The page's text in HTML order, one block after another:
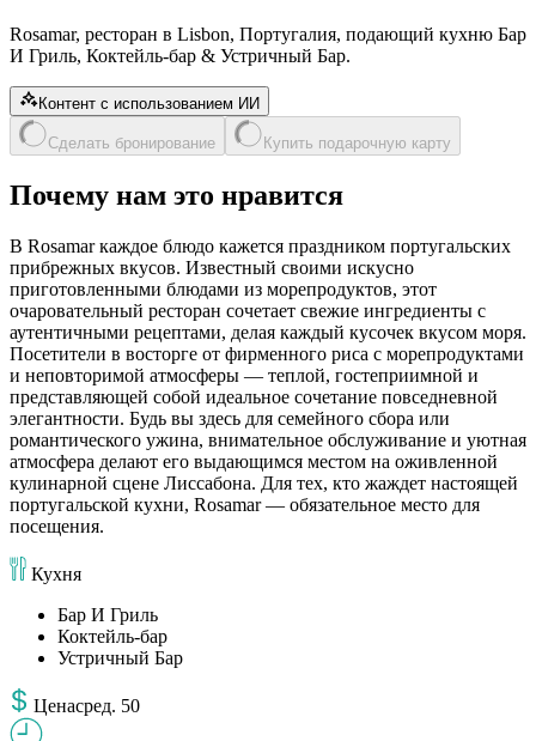
Rosamar, ресторан в Lisbon, Португалия, подающий кухню Бар
И Гриль, Коктейль-бар & Устричный Бар.
Контент с использованием ИИ
Сделать бронирование Купить подарочную карту
Почему нам это нравится
В Rosamar каждое блюдо кажется праздником португальских
прибрежных вкусов. Известный своими искусно
приготовленными блюдами из морепродуктов, этот
очаровательный ресторан сочетает свежие ингредиенты с
аутентичными рецептами, делая каждый кусочек вкусом моря.
Посетители в восторге от фирменного риса с морепродуктами
и неповторимой атмосферы — теплой, гостеприимной и
представляющей собой идеальное сочетание повседневной
элегантности. Будь вы здесь для семейного сбора или
романтического ужина, внимательное обслуживание и уютная
атмосфера делают его выдающимся местом на оживленной
кулинарной сцене Лиссабона. Для тех, кто жаждет настоящей
португальской кухни, Rosamar — обязательное место для
посещения.
Кухня
Бар И Гриль
Коктейль-бар
Устричный Бар
Ценасред. 50